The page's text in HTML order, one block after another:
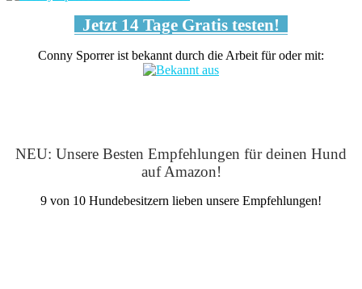
Jetzt 14 Tage Gratis testen!
Conny Sporrer ist bekannt durch die Arbeit für oder mit:
NEU: Unsere Besten Empfehlungen für deinen Hund
auf Amazon!
9 von 10 Hundebesitzern lieben unsere Empfehlungen!